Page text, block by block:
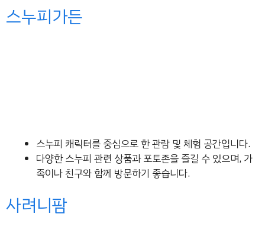
스누피가든
스누피 캐릭터를 중심으로 한 관람 및 체험 공간입니다.
다양한 스누피 관련 상품과 포토존을 즐길 수 있으며, 가
족이나 친구와 함께 방문하기 좋습니다.
사려니팜